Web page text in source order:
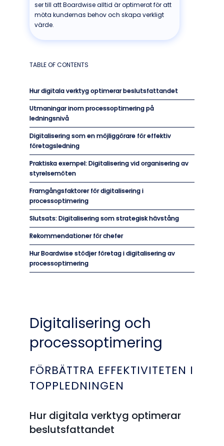
ser till att Boardwise alltid är optimerat för att
möta kundernas behov och skapa verkligt
värde.
TABLE OF CONTENTS
Hur digitala verktyg optimerar beslutsfattandet
Utmaningar inom processoptimering på
ledningsnivå
Digitalisering som en möjliggörare för effektiv
företagsledning
Praktiska exempel: Digitalisering vid organisering av
styrelsemöten
Framgångsfaktorer för digitalisering i
processoptimering
Slutsats: Digitalisering som strategisk hävstång
Rekommendationer för chefer
Hur Boardwise stödjer företag i digitalisering av
processoptimering
Digitalisering och
processoptimering
FÖRBÄTTRA EFFEKTIVITETEN I
TOPPLEDNINGEN
Hur digitala verktyg optimerar
beslutsfattandet